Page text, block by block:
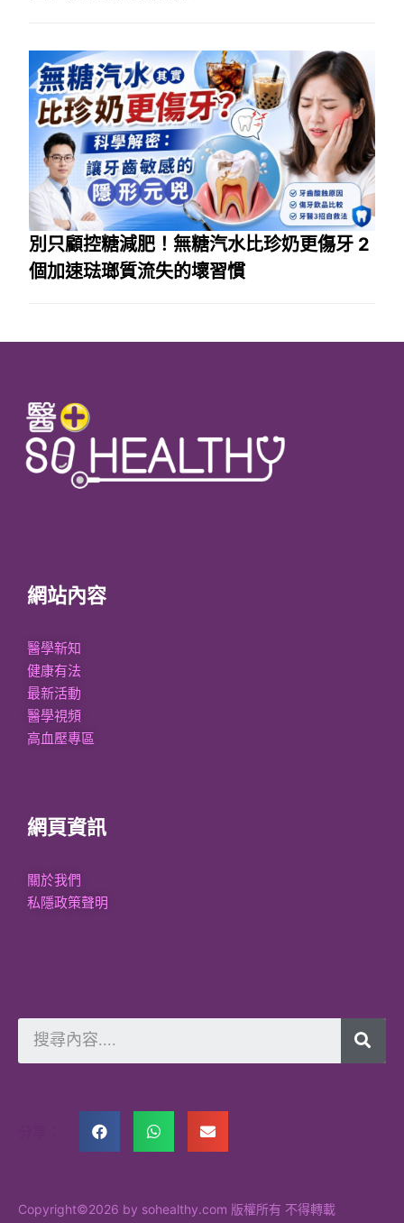
別只顧控糖減肥！無糖汽水比珍奶更傷牙 2
個加速琺瑯質流失的壞習慣
網站內容
醫學新知
健康有法
最新活動
醫學視頻
高血壓專區
網頁資訊
關於我們
私隱政策聲明
Copyright©2026 by sohealthy.com 版權所有 不得轉載